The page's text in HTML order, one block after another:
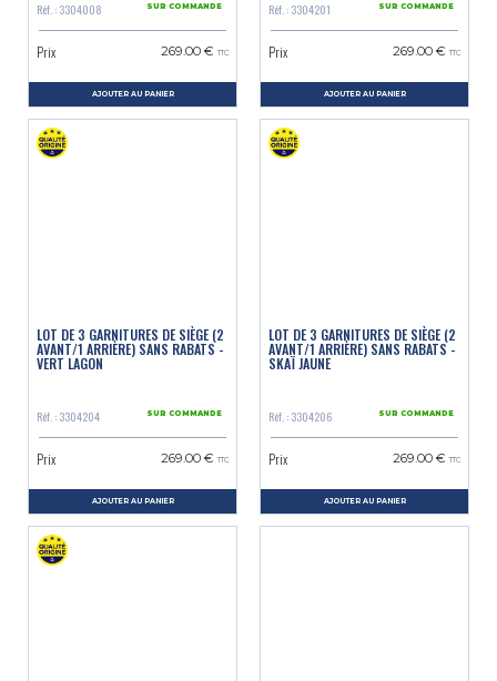
Réf. : 3304008 SUR COMMANDE
Prix 269.00 € TTC
AJOUTER AU PANIER
Réf. : 3304201 SUR COMMANDE
Prix 269.00 € TTC
AJOUTER AU PANIER
LOT DE 3 GARNITURES DE SIÈGE (2
AVANT/1 ARRIÈRE) SANS RABATS -
VERT LAGON
Réf. : 3304204 SUR COMMANDE
Prix 269.00 € TTC
AJOUTER AU PANIER
LOT DE 3 GARNITURES DE SIÈGE (2
AVANT/1 ARRIÈRE) SANS RABATS -
SKAÏ JAUNE
Réf. : 3304206 SUR COMMANDE
Prix 269.00 € TTC
AJOUTER AU PANIER